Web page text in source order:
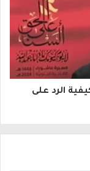
الرد على